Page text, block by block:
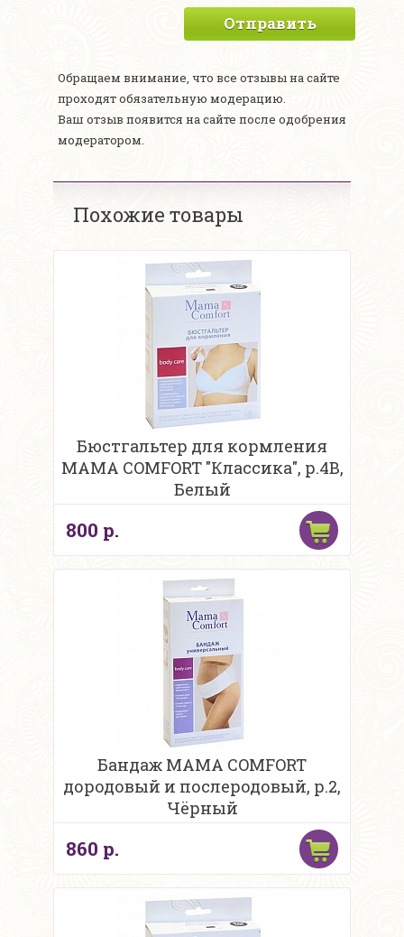
Отправить
Обращаем внимание, что все отзывы на сайте
проходят обязательную модерацию.
Ваш отзыв появится на сайте после одобрения
модератором.
Похожие товары
Бюстгальтер для кормления
MAMA COMFORT "Классика", р.4В,
Белый
800 р.
Бандаж MAMA COMFORT
дородовый и послеродовый, р.2,
Чёрный
860 р.